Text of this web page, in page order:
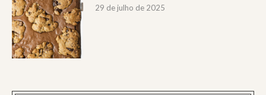
29 de julho de 2025